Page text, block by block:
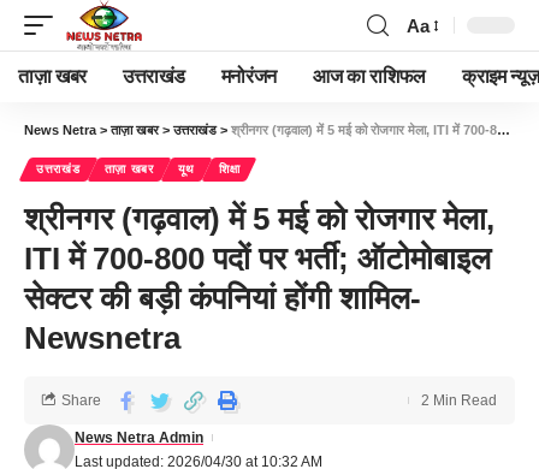
Aa
ताज़ा खबर उत्तराखंड मनोरंजन आज का राशिफल क्राइम न्यूज़
News Netra >ताज़ा खबर>उत्तराखंड> श्रीनगर (गढ़वाल) में 5 मई को रोजगार मेला, ITI में 700-800 पदों पर भर्ती; ऑटोमोबाइल सेक्टर की बड़ी कंपनियां होंगी शामिल-Newsnetra
उत्तराखंड ताज़ा खबर यूथ शिक्षा
श्रीनगर (गढ़वाल) में 5 मई को रोजगार मेला,
ITI में 700-800 पदों पर भर्ती; ऑटोमोबाइल
सेक्टर की बड़ी कंपनियां होंगी शामिल-
Newsnetra
Last updated: 2026/04/30 at 10:32 AM
News Netra Admin
Share 2 Min Read